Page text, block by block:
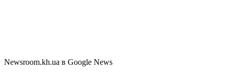
Newsroom.kh.ua в Google News